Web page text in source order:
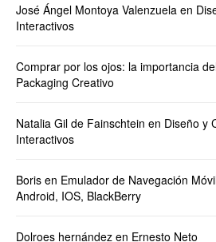
José Ángel Montoya Valenzuela en
Interactivos
Comprar por los ojos: la importancia
Packaging Creativo
Natalia Gil de Fainschtein en Diseño y
Interactivos
Boris en Emulador de Navegación
Android, IOS, BlackBerry
Dolroes hernández en Ernesto Neto